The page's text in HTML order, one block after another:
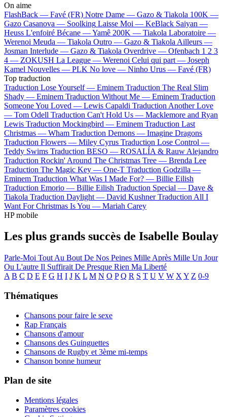
On aime
FlashBack — Favé (FR) Notre Dame — Gazo & Tiakola 100K —
Gazo Casanova — Soolking Laisse Moi — KeBlack Saiyan —
Heuss L'enfoiré Bécane —Yamê 200K — Tiakola Laboratoire —
Werenoi Meuda — Tiakola Outro — Gazo & Tiakola Ailleurs —
Josman Interlude — Gazo & Tiakola Overdrive — Ofenbach 1 2 3
4 — ZOKUSH La League — Werenoi Celui qui part — Joseph
Kamel Nouvelles — PLK No love — Ninho Urus — Favé (FR)
Top traduction
Traduction Lose Yourself — Eminem Traduction The Real Slim
Shady — Eminem Traduction Without Me — Eminem Traduction
Someone You Loved — Lewis Capaldi Traduction Another Love
— Tom Odell Traduction Can't Hold Us — Macklemore and Ryan
Lewis Traduction Mockingbird — Eminem Traduction Last
Christmas — Wham Traduction Demons — Imagine Dragons
Traduction Flowers — Miley Cyrus Traduction Lose Control —
Teddy Swims Traduction BESO — ROSALÍA & Rauw Alejandro
Traduction Rockin' Around The Christmas Tree — Brenda Lee
Traduction The Magic Key — One-T Traduction Godzilla —
Eminem Traduction What Was I Made For? — Billie Eilish
Traduction Emorio — Billie Eilish Traduction Special — Dave &
Tiakola Traduction Daylight — David Kushner Traduction All I
Want For Christmas Is You — Mariah Carey
HP mobile
Les plus grands succès de Isabelle Boulay
Parle-Moi Tout Au Bout De Nos Peines Mille Après Mille Un Jour
Ou L'autre Il Suffirait De Presque Rien Ma Liberté
A B C D E F G H I J K L M N O P Q R S T U V W X Y Z 0-9
Thématiques
Chansons pour faire le sexe
Rap Français
Chansons d'amour
Chansons des Guinguettes
Chansons de Rugby et 3ème mi-temps
Chanson bonne humeur
Plan de site
Mentions légales
Paramètres cookies